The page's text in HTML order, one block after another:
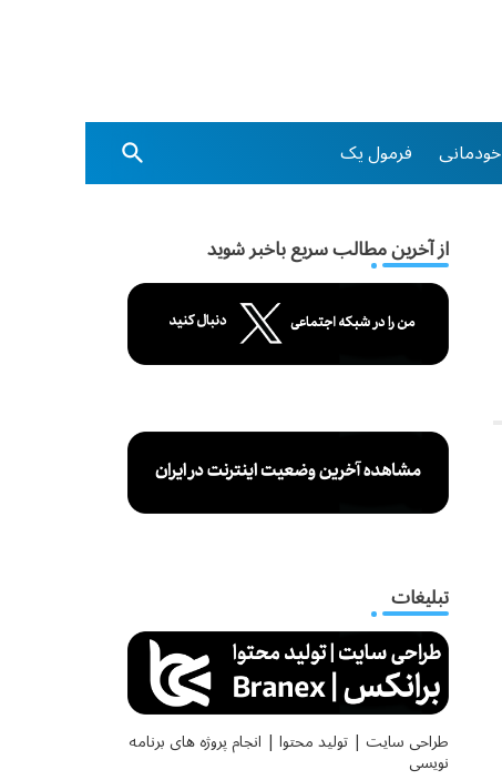
خودمانی فرمول یک
از آخرین مطالب سریع باخبر شوید
تبلیغات
طراحی سایت | تولید محتوا | انجام پروژه های برنامه
نویسی